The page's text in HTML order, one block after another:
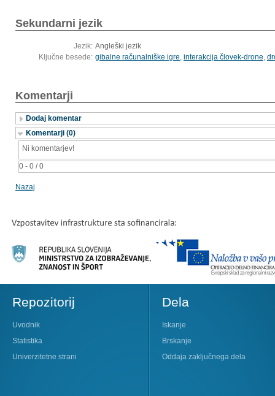
Sekundarni jezik
Jezik: Angleški jezik
Ključne besede: gibalne računalniške igre, interakcija človek-drone,
Komentarji
Dodaj komentar
Komentarji (0)
0 - 0 / 0
Ni komentarjev!
Nazaj
Repozitorij
Uvodnik
Statistika
Univerzitetne strani
Dela
Iskanje
Brskanje
Oddaja zaključnega dela